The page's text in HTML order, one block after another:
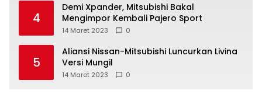
4
Demi Xpander, Mitsubishi Bakal
Mengimpor Kembali Pajero Sport
14 Maret 2023 0
5
Aliansi Nissan-Mitsubishi Luncurkan Livina
Versi Mungil
14 Maret 2023 0